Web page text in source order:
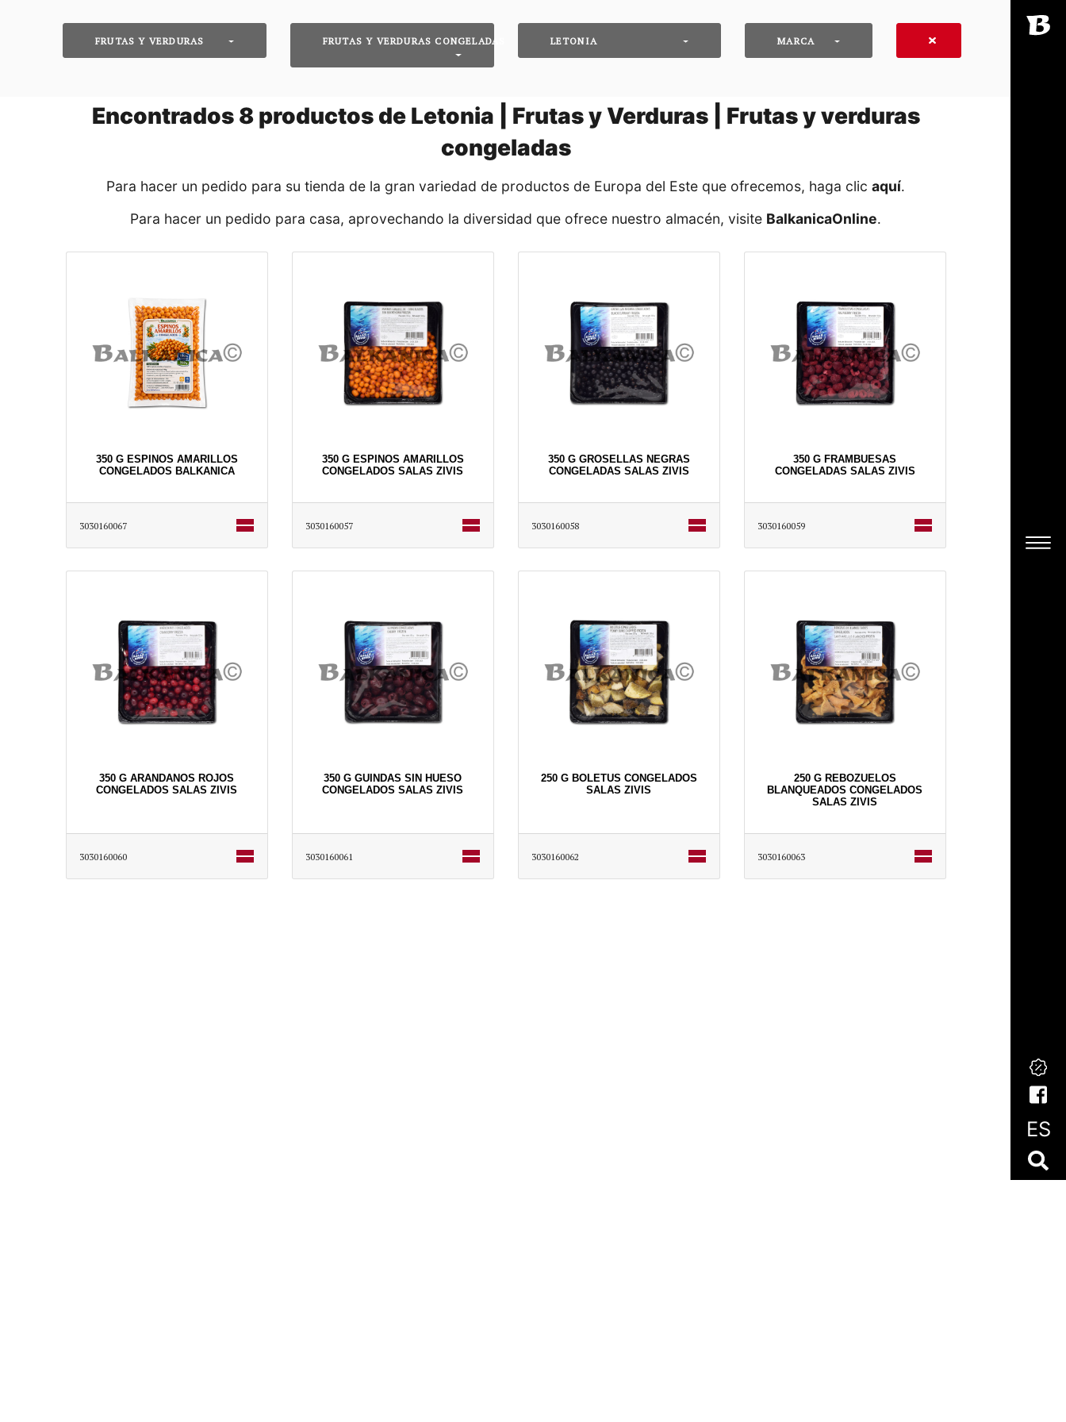
ES
FRUTAS Y VERDURAS FRUTAS Y VERDURAS CONGELADAS LETONIA MARCA
Encontrados 8productos de Letonia | Frutas y Verduras | Frutas y verduras
congeladas
Para hacer un pedido para su tienda de la gran variedad de productos de Europa del Este que ofrecemos, haga clic aquí․
Para hacer un pedido para casa, aprovechando la diversidad que ofrece nuestro almacén, visite BalkanicaOnline․
350 G ESPINOS AMARILLOS
CONGELADOS BALKANICA
3030160067
350 G ESPINOS AMARILLOS
CONGELADOS SALAS ZIVIS
3030160057
350 G GROSELLAS NEGRAS
CONGELADAS SALAS ZIVIS
3030160058
350 G FRAMBUESAS
CONGELADAS SALAS ZIVIS
3030160059
350 G ARANDANOS ROJOS
CONGELADOS SALAS ZIVIS
3030160060
350 G GUINDAS SIN HUESO
CONGELADOS SALAS ZIVIS
3030160061
250 G BOLETUS CONGELADOS
SALAS ZIVIS
3030160062
250 G REBOZUELOS
BLANQUEADOS CONGELADOS
SALAS ZIVIS
3030160063